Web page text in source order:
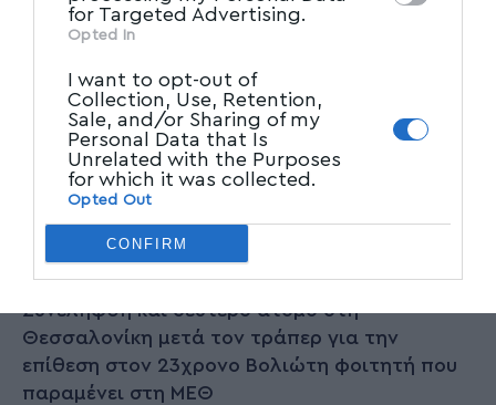
for Targeted Advertising.
Opted In
I want to opt-out of
Collection, Use, Retention,
Sale, and/or Sharing of my
Personal Data that Is
Unrelated with the Purposes
for which it was collected.
Opted Out
CONFIRM
Συνελήφθη και δεύτερο άτομο στη
Θεσσαλονίκη μετά τον τράπερ για την
επίθεση στον 23χρονο Βολιώτη φοιτητή που
παραμένει στη ΜΕΘ